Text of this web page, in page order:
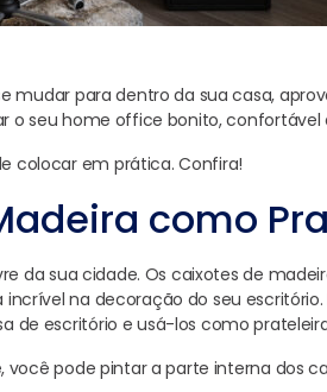
mudar para dentro da sua casa,
o seu home office bonito,
colocar em prática. Confira!
como
da sua cidade. Os caixotes de
na decoração do seu
de escritório e usá-los como
você pode pintar a parte interna dos